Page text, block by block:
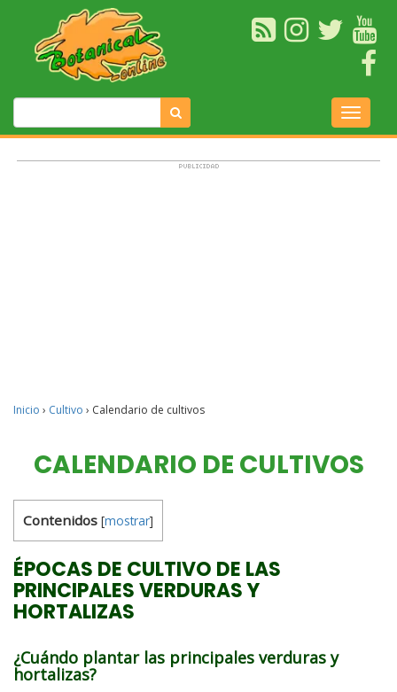
Inicio › Cultivo › Calendario de cultivos
CALENDARIO DE CULTIVOS
Contenidos [mostrar]
ÉPOCAS DE CULTIVO DE LAS
PRINCIPALES VERDURAS Y
HORTALIZAS
¿Cuándo plantar las principales verduras y
hortalizas?